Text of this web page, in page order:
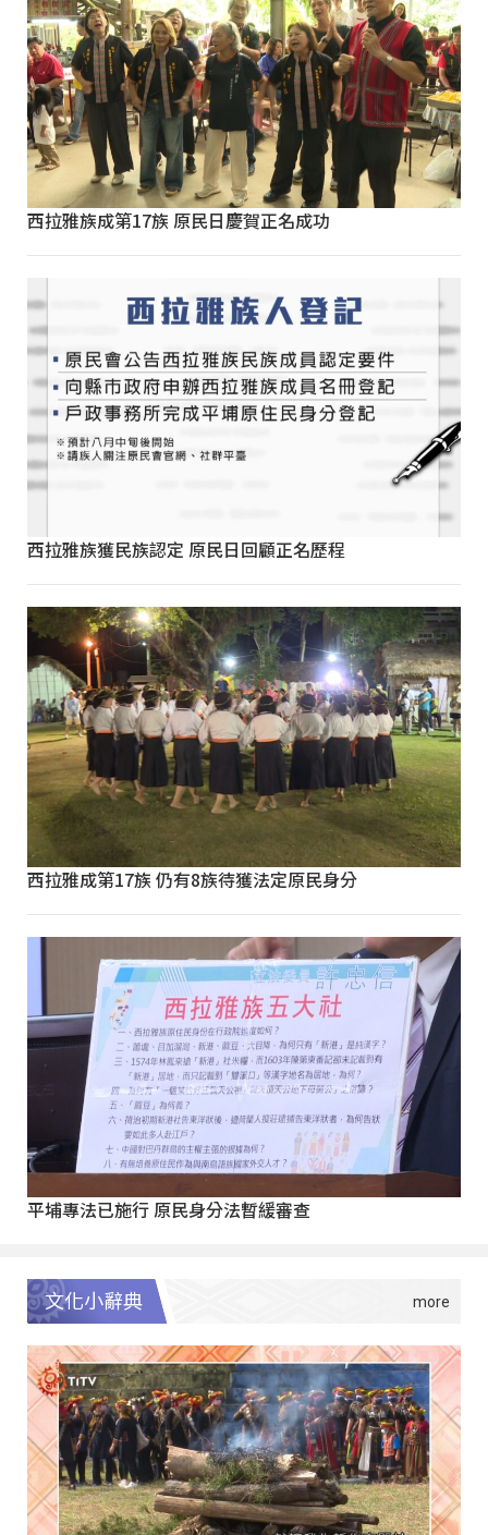
西拉雅族成第17族 原民日慶賀正名成功
西拉雅族獲民族認定 原民日回顧正名歷程
西拉雅成第17族 仍有8族待獲法定原民身分
平埔專法已施行 原民身分法暫緩審查
文化小辭典